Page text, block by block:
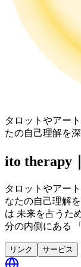
タロットやアー
たの自己理解を
ito therapy
タロットやアー
なたの自己理解
は 未来を占うた
分の内側にある
リンク サービス